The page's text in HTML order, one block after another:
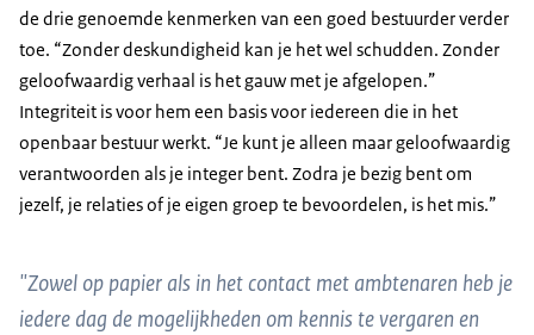
de drie genoemde kenmerken van een goed bestuurder verder
toe. “Zonder deskundigheid kan je het wel schudden. Zonder
geloofwaardig verhaal is het gauw met je afgelopen.”
Integriteit is voor hem een basis voor iedereen die in het
openbaar bestuur werkt. “Je kunt je alleen maar geloofwaardig
verantwoorden als je integer bent. Zodra je bezig bent om
jezelf, je relaties of je eigen groep te bevoordelen, is het mis.”
"Zowel op papier als in het contact met ambtenaren heb je
iedere dag de mogelijkheden om kennis te vergaren en